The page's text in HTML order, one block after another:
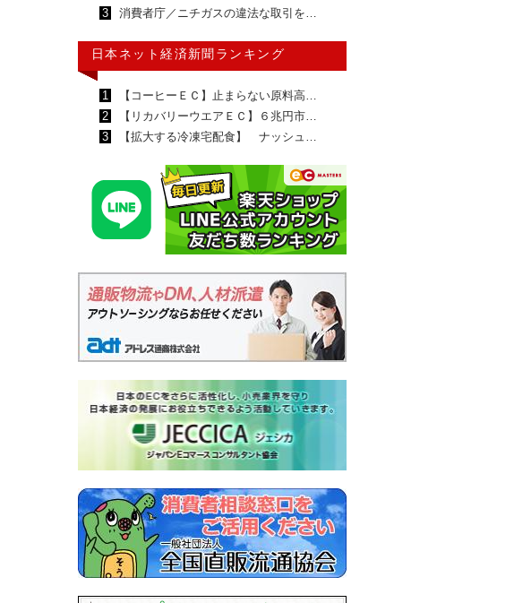
3
消費者庁／ニチガスの違法な取引を…
日本ネット経済新聞ランキング
1
【コーヒーＥＣ】止まらない原料高…
2
【リカバリーウエアＥＣ】６兆円市…
3
【拡大する冷凍宅配食】 ナッシュ…